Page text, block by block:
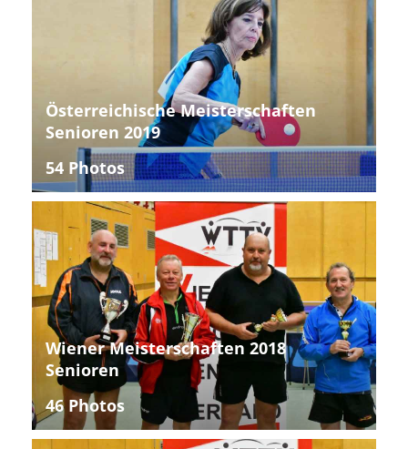
Österreichische Meisterschaften
Senioren 2019
54 Photos
Wiener Meisterschaften 2018
Senioren
46 Photos